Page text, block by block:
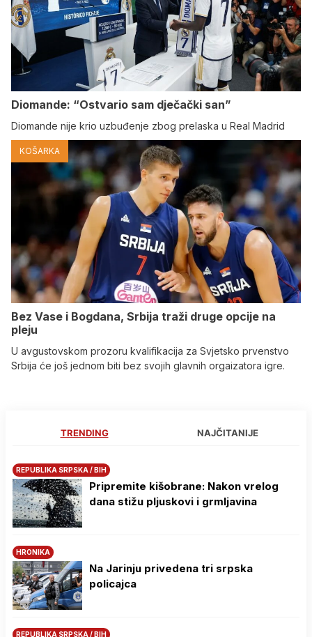
Diomande: “Ostvario sam dječački san”
Diomande nije krio uzbuđenje zbog prelaska u Real Madrid
KOŠARKA
Bez Vase i Bogdana, Srbija traži druge opcije na
pleju
U avgustovskom prozoru kvalifikacija za Svjetsko prvenstvo
Srbija će još jednom biti bez svojih glavnih orgaizatora igre.
TRENDING NAJČITANIJE
REPUBLIKA SRPSKA / BIH
Pripremite kišobrane: Nakon vrelog
dana stižu pljuskovi i grmljavina
HRONIKA
Na Јarinju privedena tri srpska
policajca
REPUBLIKA SRPSKA / BIH